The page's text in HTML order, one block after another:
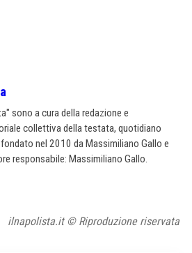
sono a cura della redazione e
collettiva della testata, quotidiano
nel 2010 da Massimiliano Gallo e
responsabile: Massimiliano Gallo.
ilnapolista.it © Riproduzione riservata